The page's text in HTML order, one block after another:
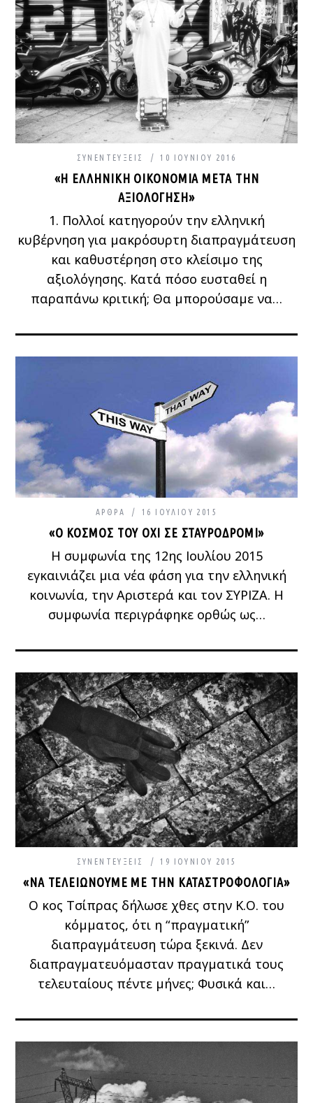
ΣΥΝΕΝΤΕΎΞΕΙΣ 10 ΙΟΥΝΊΟΥ 2016
«Η ΕΛΛΗΝΙΚΉ ΟΙΚΟΝΟΜΊΑ ΜΕΤΆ ΤΗΝ
ΑΞΙΟΛΌΓΗΣΗ»
1. Πολλοί κατηγορούν την ελληνική
κυβέρνηση για μακρόσυρτη διαπραγμάτευση
και καθυστέρηση στο κλείσιμο της
αξιολόγησης. Κατά πόσο ευσταθεί η
παραπάνω κριτική; Θα μπορούσαμε να…
ΆΡΘΡΑ 16 ΙΟΥΛΊΟΥ 2015
«Ο ΚΌΣΜΟΣ ΤΟΥ ΟΧΙ ΣΕ ΣΤΑΥΡΟΔΡΌΜΙ»
Η συμφωνία της 12ης Ιουλίου 2015
εγκαινιάζει μια νέα φάση για την ελληνική
κοινωνία, την Αριστερά και τον ΣΥΡΙΖΑ. Η
συμφωνία περιγράφηκε ορθώς ως…
ΣΥΝΕΝΤΕΎΞΕΙΣ 19 ΙΟΥΝΊΟΥ 2015
«ΝΑ ΤΕΛΕΙΏΝΟΥΜΕ ΜΕ ΤΗΝ ΚΑΤΑΣΤΡΟΦΟΛΟΓΊΑ»
Ο κος Τσίπρας δήλωσε χθες στην Κ.Ο. του
κόμματος, ότι η “πραγματική”
διαπραγμάτευση τώρα ξεκινά. Δεν
διαπραγματευόμασταν πραγματικά τους
τελευταίους πέντε μήνες; Φυσικά και…